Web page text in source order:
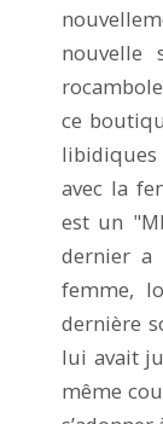
nouvelle
ce
avec la
est un
dernier a
femme,
dernière
lui avait
même